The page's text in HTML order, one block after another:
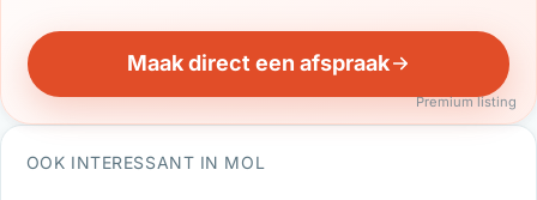
Maak direct een afspraak
Premium listing
OOK INTERESSANT IN MOL